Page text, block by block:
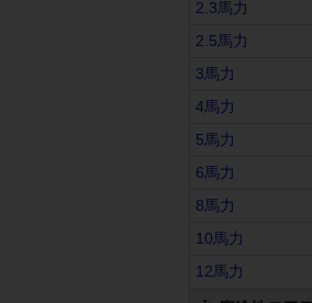
2.3馬力
2.5馬力
3馬力
4馬力
5馬力
6馬力
8馬力
10馬力
12馬力